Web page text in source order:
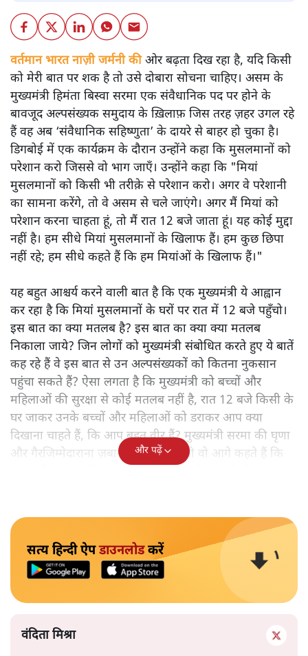
वर्तमान भारत नाज़ी जर्मनी कीओर बढ़ता दिख रहा है, यदि किसी
को मेरी बात पर शक है तो उसे दोबारा सोचना चाहिए। असम के
मुख्यमंत्री हिमंता बिस्वा सरमा एक संवैधानिक पद पर होने के
बावजूद अल्पसंख्यक समुदाय के ख़िलाफ़ जिस तरह ज़हर उगल रहे
हैं वह अब ‘संवैधानिक सहिष्णुता’ के दायरे से बाहर हो चुका है।
डिगबोई में एक कार्यक्रम के दौरान उन्होंने कहा कि मुसलमानों को
परेशान करो जिससे वो भाग जाएँ। उन्होंने कहा कि "मियां
मुसलमानों को किसी भी तरीक़े से परेशान करो। अगर वे परेशानी
का सामना करेंगे, तो वे असम से चले जाएंगे। अगर मैं मियां को
परेशान करना चाहता हूं, तो मैं रात 12 बजे जाता हूं। यह कोई मुद्दा
नहीं है। हम सीधे मियां मुसलमानों के खिलाफ हैं। हम कुछ छिपा
नहीं रहे; हम सीधे कहते हैं कि हम मियांओं के खिलाफ हैं।"
यह बहुत आश्चर्य करने वाली बात है कि एक मुख्यमंत्री ये आह्वान
कर रहा है कि मियांं मुसलमानों के घरों पर रात में 12 बजे पहुँचो।
इस बात का क्या मतलब है? इस बात का क्या क्या मतलब
निकाला जाये? जिन लोगों को मुख्यमंत्री संबोधित करते हुए ये बातें
कह रहे हैं वे इस बात से उन अल्पसंख्यकों को कितना नुकसान
पहुंचा सकते हैं? ऐसा लगता है कि मुख्यमंत्री को बच्चों और
महिलाओं की सुरक्षा से कोई मतलब नहीं है, रात 12 बजे किसी के
घर जाकर उनके बच्चों और महिलाओं को डराकर आप क्या
दिखाना चाहते हैं, कि आप बहुत वीर हैं? मुख्यमंत्री सरमा की घृणा
और गैरजिम्मेदाराना ज़बान यहीं नहीं रुकती वो आगे कहते हैं कि
और पढ़ें
सत्य हिन्दी ऐपडाउनलोडकरें
वंदिता मिश्रा